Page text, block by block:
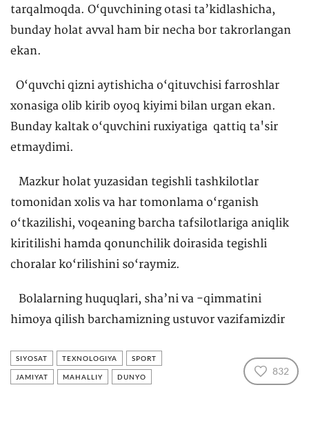
tarqalmoqda. O‘quvchining otasi ta’kidlashicha,
bunday holat avval ham bir necha bor takrorlangan
ekan.
O‘quvchi qizni aytishicha o‘qituvchisi farroshlar
xonasiga olib kirib oyoq kiyimi bilan urgan ekan.
Bunday kaltak o‘quvchini ruxiyatiga qattiq ta'sir
etmaydimi.
Mazkur holat yuzasidan tegishli tashkilotlar
tomonidan xolis va har tomonlama o‘rganish
o‘tkazilishi, voqeaning barcha tafsilotlariga aniqlik
kiritilishi hamda qonunchilik doirasida tegishli
choralar ko‘rilishini so‘raymiz.
Bolalarning huquqlari, sha’ni va -qimmatini
himoya qilish barchamizning ustuvor vazifamizdir
SIYOSAT TEXNOLOGIYA SPORT
JAMIYAT MAHALLIY DUNYO 832